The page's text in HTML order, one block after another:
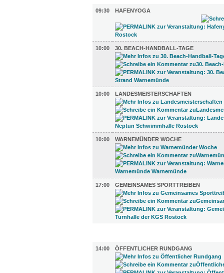
09:30
HAFENYOGA
10:00 30. BEACH-HANDBALL-TAGE
10:00 LANDESMEISTERSCHAFTEN
10:00 WARNEMÜNDER WOCHE
17:00 GEMEINSAMES SPORTTREIBEN
14:00
ÖFFENTLICHER RUNDGANG